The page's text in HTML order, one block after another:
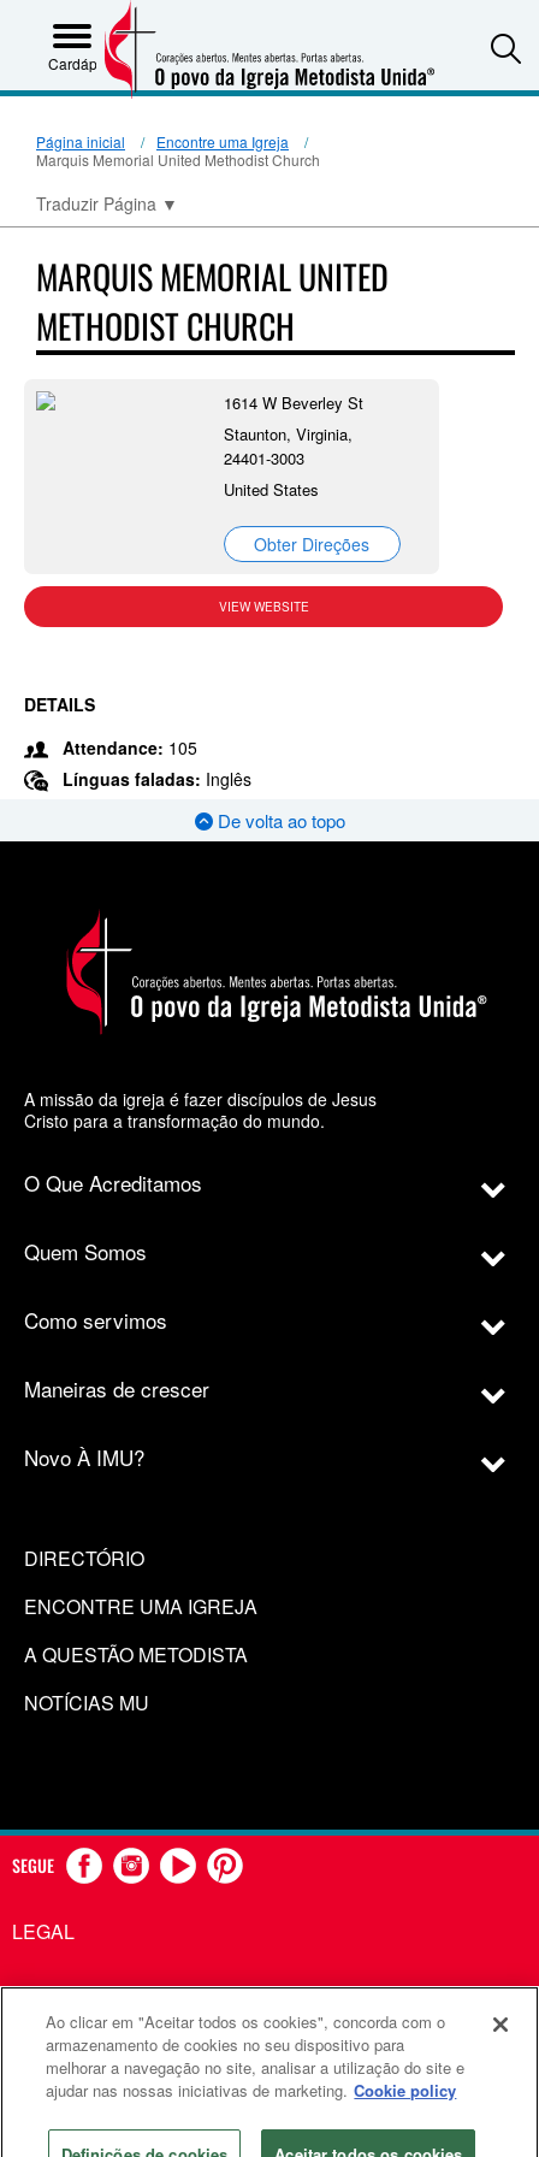
Cardápio
Página inicial
Encontre uma Igreja
Marquis Memorial United Methodist Church
Traduzir Página ▼
MARQUIS MEMORIAL UNITED
METHODIST CHURCH
1614 W Beverley St
Staunton, Virginia,
24401-3003
United States
Obter Direções
VIEW WEBSITE
DETAILS
Attendance: 105
Línguas faladas: Inglês
De volta ao topo
A missão da igreja é fazer discípulos de Jesus
Cristo para a transformação do mundo.
O Que Acreditamos
Quem Somos
Como servimos
Maneiras de crescer
Novo À IMU?
DIRECTÓRIO
ENCONTRE UMA IGREJA
A QUESTÃO METODISTA
NOTÍCIAS MU
SEGUE
LEGAL
Comunicações Metodistas Unidas é uma agência da Igreja
Metodista Unida
©2026 Comunicações Metodistas Unidas. Todos os direitos
reservados
Ao clicar em "Aceitar todos os cookies", concorda com o
armazenamento de cookies no seu dispositivo para
melhorar a navegação no site, analisar a utilização do site e
ajudar nas nossas iniciativas de marketing. Cookie policy